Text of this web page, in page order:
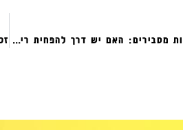
חכם משכנתאות מסבירים: האם יש דרך להפחית ריבית משכנתא שנתית?